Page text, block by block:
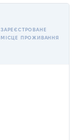
ЗАРЕЄСТРОВАНЕ
МІСЦЕ ПРОЖИВАННЯ